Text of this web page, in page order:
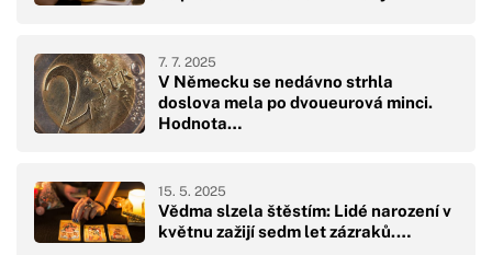
V Německu se nedávno strhla
doslova mela po dvoueurová minci.
Hodnota…
7. 7. 2025
Vědma slzela štěstím: Lidé narození v
květnu zažijí sedm let zázraků.…
15. 5. 2025